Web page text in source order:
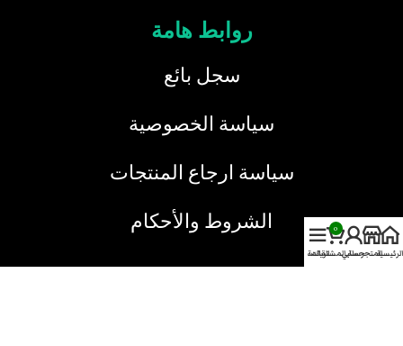
روابط هامة
سجل بائع
سياسة الخصوصية
سياسة ارجاع المنتجات
الشروط والأحكام
الرئيسيةالمتجرحسابي
0
سلة المشتريات
القائمة